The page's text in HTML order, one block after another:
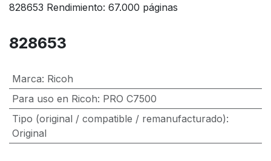
828653 Rendimiento: 67.000 páginas
828653
Marca: Ricoh
Para uso en Ricoh: PRO C7500
Tipo (original / compatible / remanufacturado):
Original